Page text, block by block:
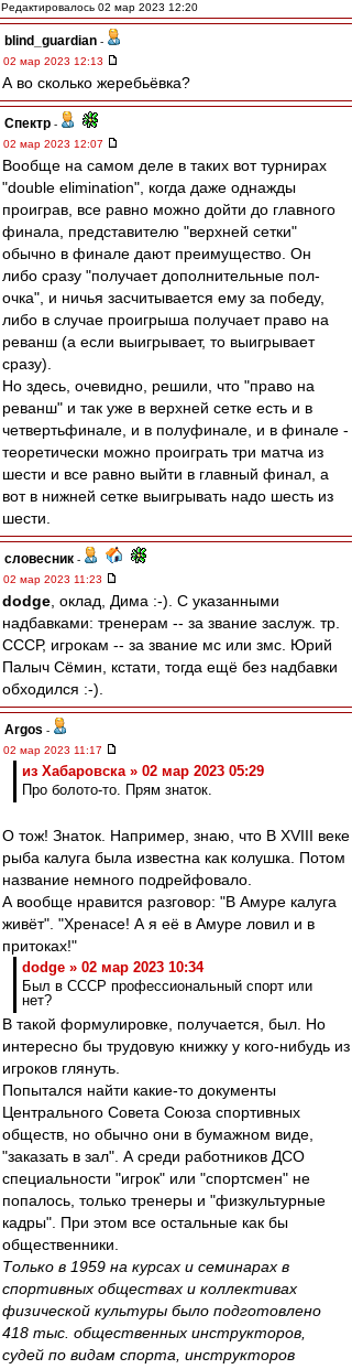
Редактировалось 02 мар 2023 12:20
blind_guardian -
02 мар 2023 12:13
А во сколько жеребьёвка?
Спектр -
02 мар 2023 12:07
Вообще на самом деле в таких вот турнирах
"double elimination", когда даже однажды
проиграв, все равно можно дойти до главного
финала, представителю "верхней сетки"
обычно в финале дают преимущество. Он
либо сразу "получает дополнительные пол-
очка", и ничья засчитывается ему за победу,
либо в случае проигрыша получает право на
реванш (а если выигрывает, то выигрывает
сразу).
Но здесь, очевидно, решили, что "право на
реванш" и так уже в верхней сетке есть и в
четвертьфинале, и в полуфинале, и в финале -
теоретически можно проиграть три матча из
шести и все равно выйти в главный финал, а
вот в нижней сетке выигрывать надо шесть из
шести.
словесник -
02 мар 2023 11:23
dodge , оклад, Дима :-). С указанными
надбавками: тренерам -- за звание заслуж. тр.
СССР, игрокам -- за звание мс или змс. Юрий
Палыч Сёмин, кстати, тогда ещё без надбавки
обходился :-).
Argos -
02 мар 2023 11:17
из Хабаровска » 02 мар 2023 05:29
Про болото-то. Прям знаток.
О тож! Знаток. Например, знаю, что В XVIII веке
рыба калуга была известна как колушка. Потом
название немного подрейфовало.
А вообще нравится разговор: "В Амуре калуга
живёт". "Хренасе! А я её в Амуре ловил и в
притоках!"
dodge » 02 мар 2023 10:34
Был в СССР профессиональный спорт или
нет?
В такой формулировке, получается, был. Но
интересно бы трудовую книжку у кого-нибудь из
игроков глянуть.
Попытался найти какие-то документы
Центрального Совета Союза спортивных
обществ, но обычно они в бумажном виде,
"заказать в зал". А среди работников ДСО
специальности "игрок" или "спортсмен" не
попалось, только тренеры и "физкультурные
кадры". При этом все остальные как бы
общественники.
Только в 1959 на курсах и семинарах в
спортивных обществах и коллективах
физической культуры было подготовлено
418 тыс. общественных инструкторов,
судей по видам спорта, инструкторов